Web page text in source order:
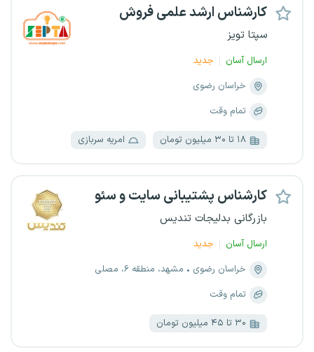
کارشناس ارشد علمی فروش
سپتا تویز
ارسال آسان
جدید
خراسان رضوی
تمام وقت
۱۸ تا ۳۰ میلیون تومان امریه سربازی
کارشناس پشتیبانی سایت و سئو
بازرگانی بدلیجات تندیس
ارسال آسان
جدید
خراسان رضوی
مشهد، منطقه ۶، مصلی
تمام وقت
۳۰ تا ۴۵ میلیون تومان